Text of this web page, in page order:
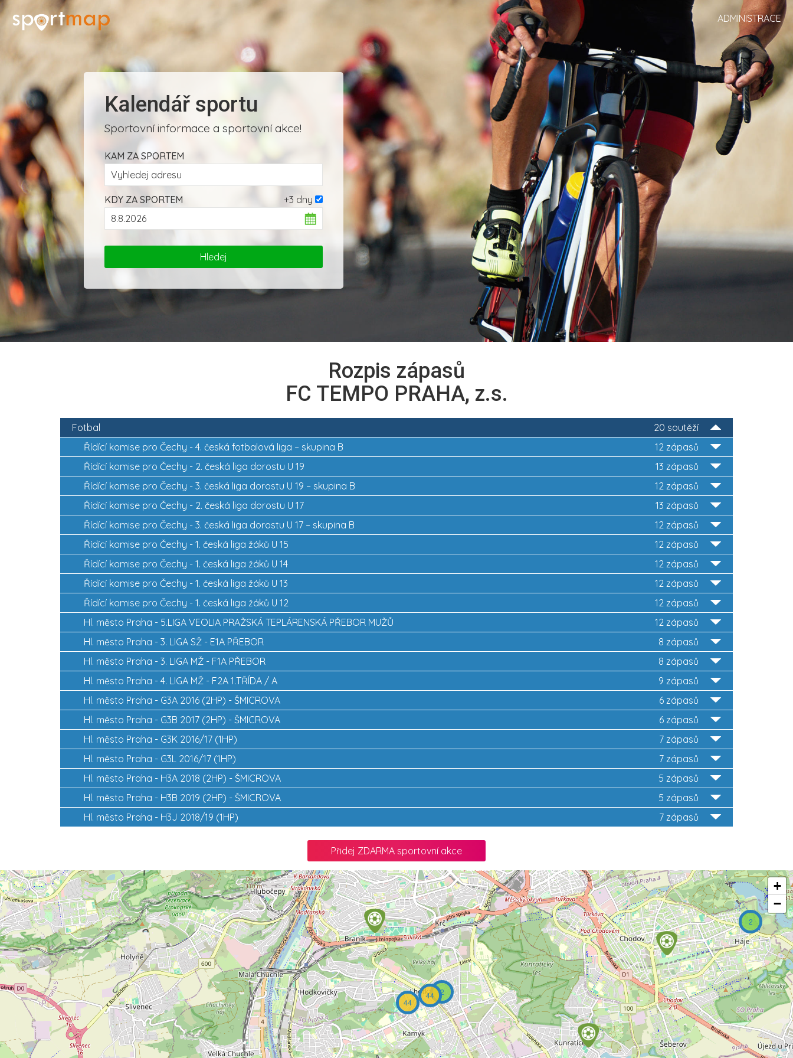
ADMINISTRACE
Kalendář sportu
Sportovní informace a sportovní akce!
KAM ZA SPORTEM
+3 dny
KDY ZA SPORTEM
Rozpis zápasů
FC TEMPO PRAHA, z.s.
20 soutěží
Fotbal
12 zápasů
Řídící komise pro Čechy - 4. česká fotbalová liga – skupina B
13 zápasů
Řídící komise pro Čechy - 2. česká liga dorostu U 19
12 zápasů
Řídící komise pro Čechy - 3. česká liga dorostu U 19 – skupina B
13 zápasů
Řídící komise pro Čechy - 2. česká liga dorostu U 17
12 zápasů
Řídící komise pro Čechy - 3. česká liga dorostu U 17 – skupina B
12 zápasů
Řídící komise pro Čechy - 1. česká liga žáků U 15
12 zápasů
Řídící komise pro Čechy - 1. česká liga žáků U 14
12 zápasů
Řídící komise pro Čechy - 1. česká liga žáků U 13
12 zápasů
Řídící komise pro Čechy - 1. česká liga žáků U 12
12 zápasů
Hl. město Praha - 5.LIGA VEOLIA PRAŽSKÁ TEPLÁRENSKÁ PŘEBOR MUŽŮ
8 zápasů
Hl. město Praha - 3. LIGA SŽ - E1A PŘEBOR
8 zápasů
Hl. město Praha - 3. LIGA MŽ - F1A PŘEBOR
9 zápasů
Hl. město Praha - 4. LIGA MŽ - F2A 1.TŘÍDA / A
6 zápasů
Hl. město Praha - G3A 2016 (2HP) - ŠMICROVA
6 zápasů
Hl. město Praha - G3B 2017 (2HP) - ŠMICROVA
7 zápasů
Hl. město Praha - G3K 2016/17 (1HP)
7 zápasů
Hl. město Praha - G3L 2016/17 (1HP)
5 zápasů
Hl. město Praha - H3A 2018 (2HP) - ŠMICROVA
5 zápasů
Hl. město Praha - H3B 2019 (2HP) - ŠMICROVA
7 zápasů
Hl. město Praha - H3J 2018/19 (1HP)
Přidej ZDARMA sportovní akce
2
3
2
44
44
+
−